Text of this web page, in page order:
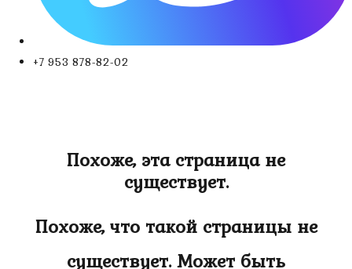
+7 953 878-82-02
Похоже, эта страница не
существует.
Похоже, что такой страницы не
существует. Может быть